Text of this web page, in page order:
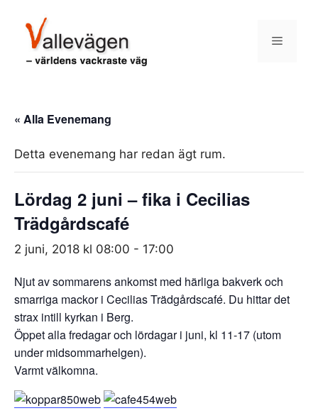
innehåll
Meny
« Alla Evenemang
Detta evenemang har redan ägt rum.
Lördag 2 juni – fika i Cecilias
Trädgårdscafé
2 juni, 2018 kl 08:00 - 17:00
Njut av sommarens ankomst med härliga bakverk och
smarriga mackor i Cecilias Trädgårdscafé. Du hittar det
strax intill kyrkan i Berg.
Öppet alla fredagar och lördagar i juni, kl 11-17 (utom
under midsommarhelgen).
Varmt välkomna.